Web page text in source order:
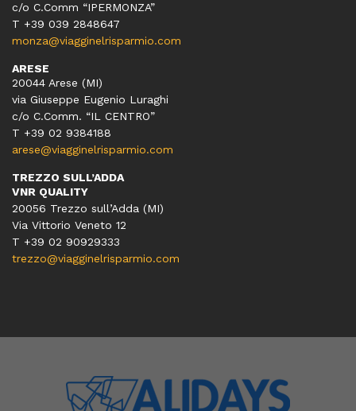
c/o C.Comm “IPERMONZA”
T +39 039 2848647
monza@viagginelrisparmio.com
ARESE
20044 Arese (MI)
via Giuseppe Eugenio Luraghi
c/o C.Comm. “IL CENTRO”
T +39 02 9384188
arese@viagginelrisparmio.com
TREZZO SULL’ADDA
VNR QUALITY
20056 Trezzo sull’Adda (MI)
Via Vittorio Veneto 12
T +39 02 90929333
trezzo@viagginelrisparmio.com